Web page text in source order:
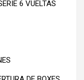
6 VUELTAS